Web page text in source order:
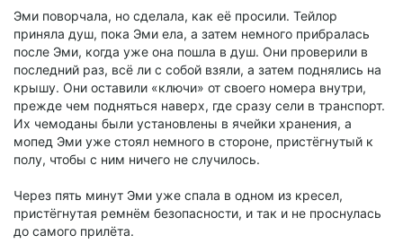
Эми поворчала, но сделала, как её просили. Тейлор
приняла душ, пока Эми ела, а затем немного прибралась
после Эми, когда уже она пошла в душ. Они проверили в
последний раз, всё ли с собой взяли, а затем поднялись на
крышу. Они оставили «ключи» от своего номера внутри,
прежде чем подняться наверх, где сразу сели в транспорт.
Их чемоданы были установлены в ячейки хранения, а
мопед Эми уже стоял немного в стороне, пристёгнутый к
полу, чтобы с ним ничего не случилось.
Через пять минут Эми уже спала в одном из кресел,
пристёгнутая ремнём безопасности, и так и не проснулась
до самого прилёта.